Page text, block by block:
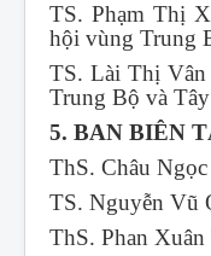
TS. Phạm Thị
hội vùng Trung
TS. Lài Thị
Trung Bộ và
5. BAN BIÊN
ThS. Châu
TS. Nguyễn Vũ
ThS. Phan